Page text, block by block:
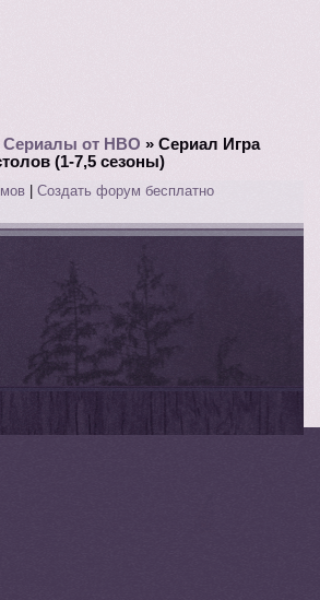
Сериалы от HBO » Сериал Игра
(1-7,5 сезоны)
|Создать форум бесплатно